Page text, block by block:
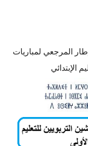
المرجعي لمباريات
الإبتدائي